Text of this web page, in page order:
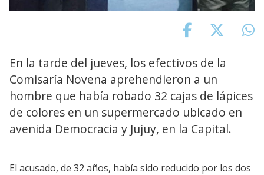
En la tarde del jueves, los efectivos de la
Comisaría Novena aprehendieron a un
hombre que había robado 32 cajas de lápices
de colores en un supermercado ubicado en
avenida Democracia y Jujuy, en la Capital.
El acusado, de 32 años, había sido reducido por los dos